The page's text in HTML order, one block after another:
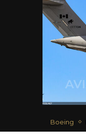
Boeing